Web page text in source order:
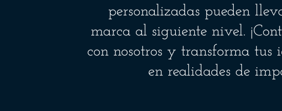
personalizadas pueden
marca al siguiente nivel.
con nosotros y transforma tus
en realidades de